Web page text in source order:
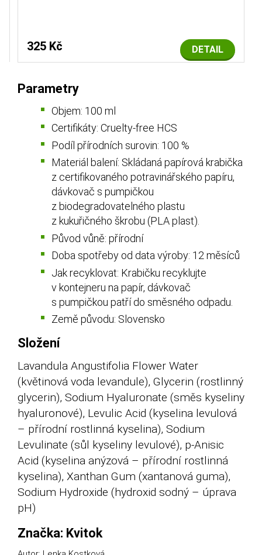
DETAIL
325 Kč
Parametry
Objem: 100 ml
Certifikáty: Cruelty-free HCS
Podíl přírodních surovin: 100 %
Materiál balení: Skládaná papírová krabička
z certifikovaného potravinářského papíru,
dávkovač s pumpičkou
z biodegradovatelného plastu
z kukuřičného škrobu (PLA plast).
Původ vůně: přírodní
Doba spotřeby od data výroby: 12 měsíců
Jak recyklovat: Krabičku recyklujte
v kontejneru na papír, dávkovač
s pumpičkou patří do směsného odpadu.
Země původu: Slovensko
Složení
Lavandula Angustifolia Flower Water
(květinová voda levandule), Glycerin (rostlinný
glycerin), Sodium Hyaluronate (směs kyseliny
hyaluronové), Levulic Acid (kyselina levulová
– přírodní rostlinná kyselina), Sodium
Levulinate (sůl kyseliny levulové), p-Anisic
Acid (kyselina anýzová – přírodní rostlinná
kyselina), Xanthan Gum (xantanová guma),
Sodium Hydroxide (hydroxid sodný – úprava
pH)
Značka: Kvitok